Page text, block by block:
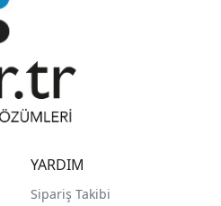
YARDIM
Sipariş Takibi